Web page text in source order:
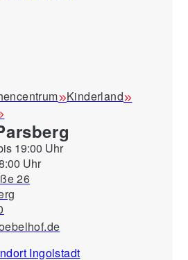
Kinderland
19:00 Uhr
Uhr
26